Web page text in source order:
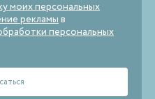
моих персональных
рекламы в
персональных